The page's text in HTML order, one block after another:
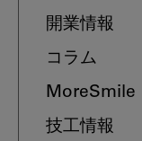
開業情報
コラム
MoreSmile
技工情報